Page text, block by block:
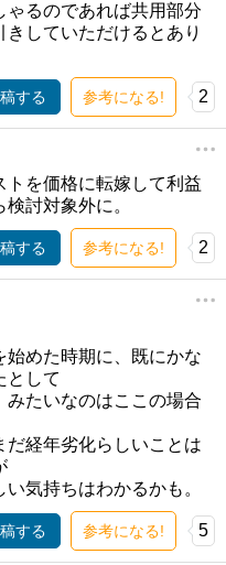
ゃるのであれば共用部分
していただけるとあり
する 参考になる! 2
を価格に転嫁して利益
討対象外に。
する 参考になる! 2
始めた時期に、既にかな
として
たいなのはここの場合
経年劣化らしいことは
気持ちはわかるかも。
する 参考になる! 5